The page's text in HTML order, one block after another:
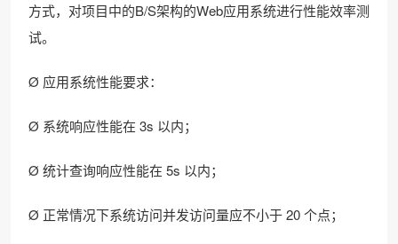
方式，对项目中的B/S架构的Web应用系统进行性能效率测
试。
Ø 应用系统性能要求：
Ø 系统响应性能在 3s 以内；
Ø 统计查询响应性能在 5s 以内；
Ø 正常情况下系统访问并发访问量应不小于 20 个点；